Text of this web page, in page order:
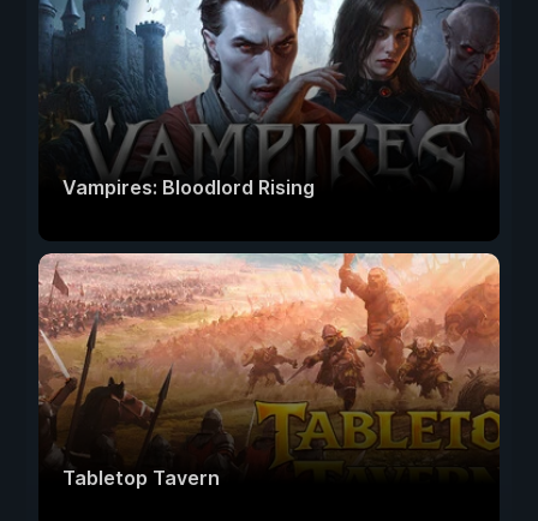
Vampires: Bloodlord Rising
Tabletop Tavern